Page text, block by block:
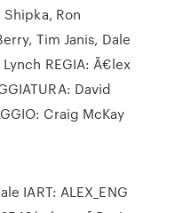
Ron
Tim Janis, Dale
REGIA: Ã€lex
David
Craig McKay
IART: ALEX_ENG